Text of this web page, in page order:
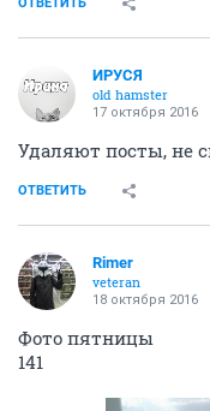
ОТВЕТИТЬ
ИРУСЯ
old hamster
17 октября 2016
Удаляют посты, не
ОТВЕТИТЬ
Rimer
veteran
18 октября 2016
Фото пятницы
141